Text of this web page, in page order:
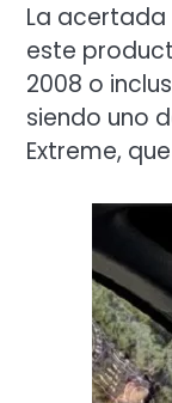
La
este
2008 o
siendo uno
Extreme,